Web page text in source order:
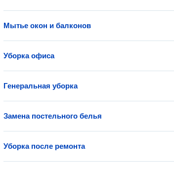
Мытье окон и балконов
Уборка офиса
Генеральная уборка
Замена постельного белья
Уборка после ремонта